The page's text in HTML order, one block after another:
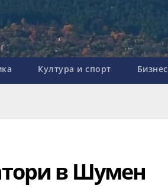
Култура и спорт Бизнес
в Шумен